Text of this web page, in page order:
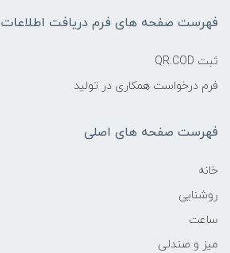
فهرست صفحه های فرم دریافت اطلاعات
ثبت QR.COD
فرم درخواست همکاری در تولید
فهرست صفحه های اصلی
خانه
روشنایی
ساعت
میز و صندلی